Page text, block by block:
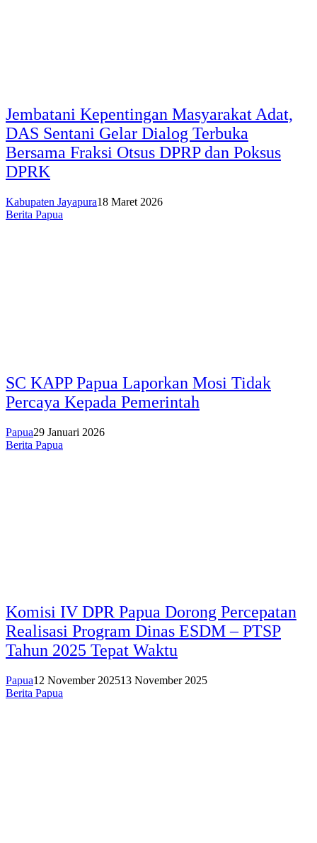
Jembatani Kepentingan Masyarakat Adat,
DAS Sentani Gelar Dialog Terbuka
Bersama Fraksi Otsus DPRP dan Poksus
DPRK
Kabupaten Jayapura18 Maret 2026
Berita Papua
SC KAPP Papua Laporkan Mosi Tidak
Percaya Kepada Pemerintah
Papua29 Januari 2026
Berita Papua
Komisi IV DPR Papua Dorong Percepatan
Realisasi Program Dinas ESDM – PTSP
Tahun 2025 Tepat Waktu
Papua12 November 202513 November 2025
Berita Papua